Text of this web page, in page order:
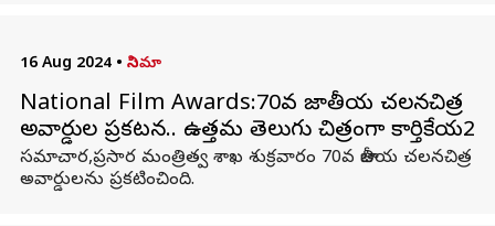
16 Aug 2024 • సినిమా
National Film Awards:70వ జాతీయ చలనచిత్ర
అవార్డుల ప్రకటన.. ఉత్తమ తెలుగు చిత్రంగా కార్తికేయ2
సమాచార,ప్రసార మంత్రిత్వ శాఖ శుక్రవారం 70వ జాతీయ చలనచిత్ర
అవార్డులను ప్రకటించింది.